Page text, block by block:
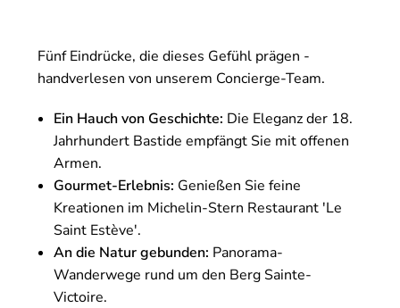
Fünf Eindrücke, die dieses Gefühl prägen -
handverlesen von unserem Concierge-Team.
Ein Hauch von Geschichte: Die Eleganz der 18.
Jahrhundert Bastide empfängt Sie mit offenen
Armen.
Gourmet-Erlebnis: Genießen Sie feine
Kreationen im Michelin-Stern Restaurant 'Le
Saint Estève'.
An die Natur gebunden: Panorama-
Wanderwege rund um den Berg Sainte-
Victoire.